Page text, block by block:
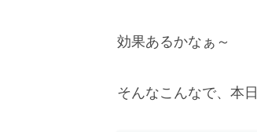
効果あるかなぁ～
そんなこんなで、本